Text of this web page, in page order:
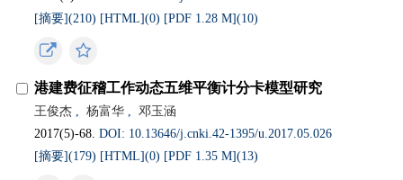
[摘要](210) [HTML](0) [PDF 1.28 M](10)
港建费征稽工作动态五维平衡计分卡模型研究
王俊杰 , 杨富华 ,
邓玉涵
2017(5)-68.DOI: 10.13646/j.cnki.42-1395/u.2017.05.026
[摘要](179) [HTML](0) [PDF 1.35 M](13)